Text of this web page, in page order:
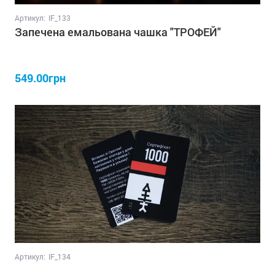
Артикул: IF_133
Запечена емальована чашка "ТРОФЕЙ"
549.00грн
Артикул: IF_134